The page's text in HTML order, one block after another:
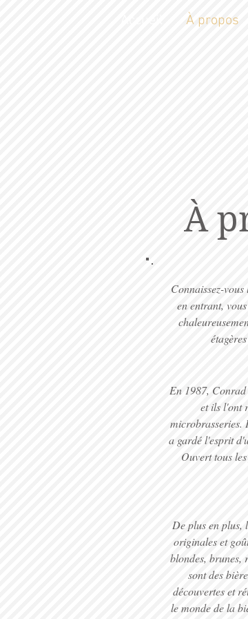
À propos
À
Connaissez-
en entrant,
En 1987,
et ils l'ont
microbrasseries.
a gardé l'esprit
Ouvert tous
De plus en plus,
originales et
blondes, brunes,
sont des
découvertes et
le monde de la